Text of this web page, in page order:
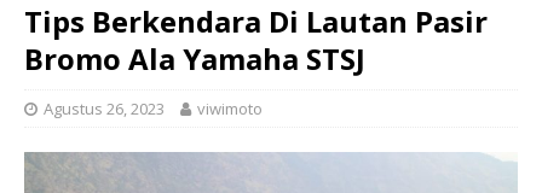
Tips Berkendara Di Lautan Pasir
Bromo Ala Yamaha STSJ
Agustus 26, 2023 viwimoto